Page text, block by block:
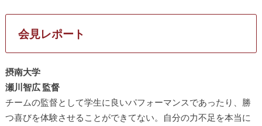
会見レポート
摂南大学
瀬川智広 監督
チームの監督として学生に良いパフォーマンスであったり、勝
つ喜びを体験させることができてない。自分の力不足を本当に